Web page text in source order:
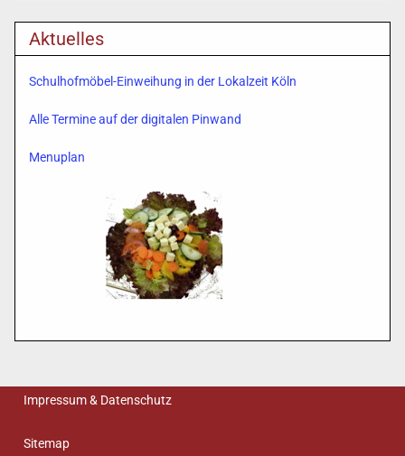
Aktuelles
Schulhofmöbel-Einweihung in der Lokalzeit Köln
Alle Termine auf der digitalen Pinwand
Menuplan
Impressum & Datenschutz
Sitemap